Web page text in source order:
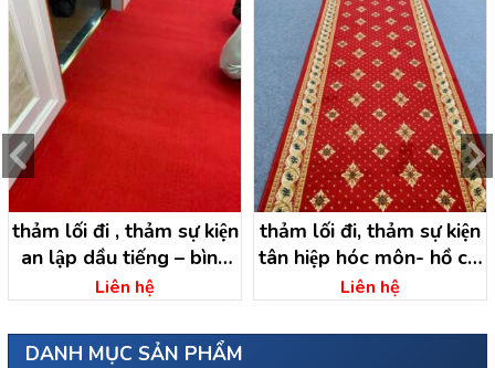
DANH MỤC SẢN PHẨM
thảm lối đi , thảm sự kiện
an lập dầu tiếng – bình
dương
Liên hệ
thảm lối đi, thảm sự kiện
tân hiệp hóc môn- hồ chí
minh
Liên hệ